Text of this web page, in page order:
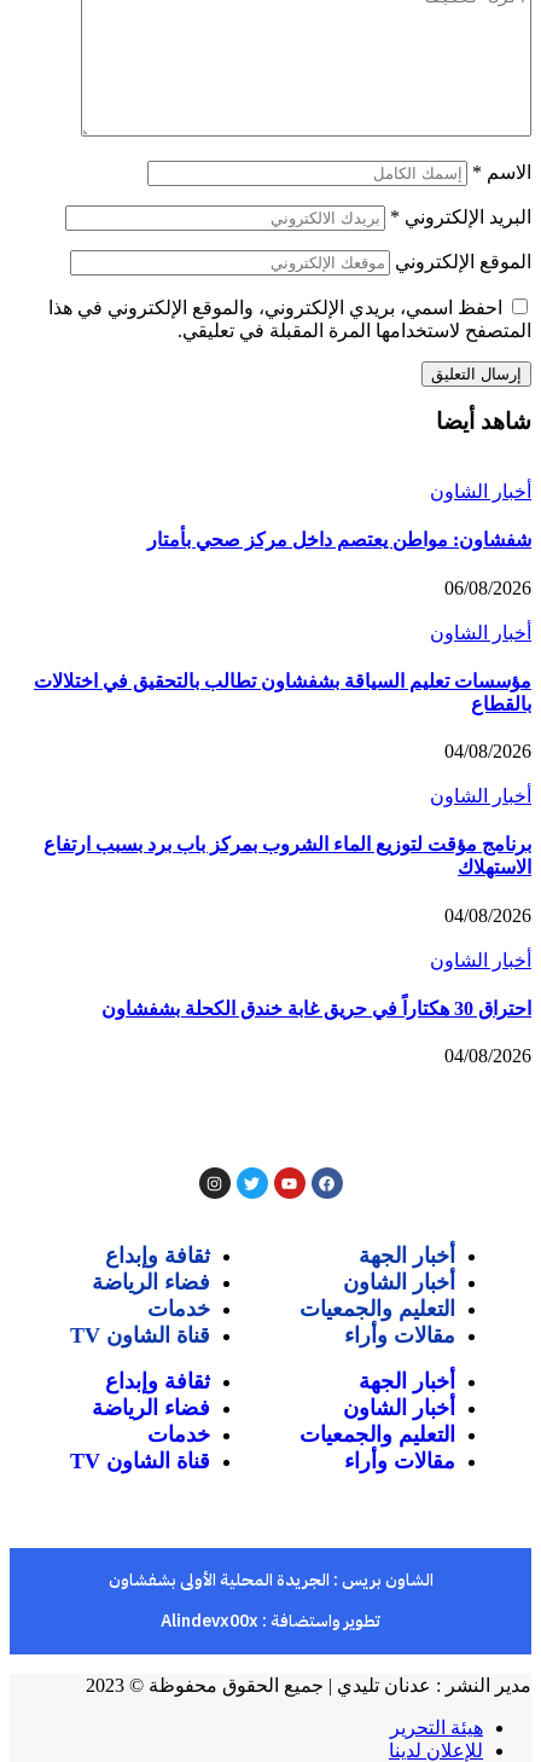
الاسم *
البريد الإلكتروني *
الموقع الإلكتروني
احفظ اسمي، بريدي الإلكتروني، والموقع الإلكتروني في هذا
المتصفح لاستخدامها المرة المقبلة في تعليقي.
شاهد أيضا
أخبار الشاون
شفشاون: مواطن يعتصم داخل مركز صحي بأمتار
06/08/2026
أخبار الشاون
مؤسسات تعليم السياقة بشفشاون تطالب بالتحقيق في اختلالات
بالقطاع
04/08/2026
أخبار الشاون
برنامج مؤقت لتوزيع الماء الشروب بمركز باب برد بسبب ارتفاع
الاستهلاك
04/08/2026
أخبار الشاون
احتراق 30 هكتاراً في حريق غابة خندق الكحلة بشفشاون
04/08/2026
أخبار الجهة
أخبار الشاون
التعليم والجمعيات
مقالات وأراء
أخبار الجهة
أخبار الشاون
التعليم والجمعيات
مقالات وأراء
ثقافة وإبداع
فضاء الرياضة
خدمات
قناة الشاون TV
ثقافة وإبداع
فضاء الرياضة
خدمات
قناة الشاون TV
الشاون بريس : الجريدة المحلية الأولى بشفشاون
تطوير واستضافة : Alindevx00x
مدير النشر : عدنان تليدي | جميع الحقوق محفوظة © 2023
هيئة التحرير
للإعلان لدينا